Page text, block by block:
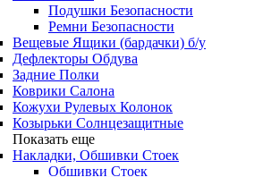
Подушки Безопасности
Ремни Безопасности
Вещевые Ящики (бардачки) б/у
Дефлекторы Обдува
Задние Полки
Коврики Салона
Кожухи Рулевых Колонок
Козырьки Солнцезащитные
Показать еще
Накладки, Обшивки Стоек
Обшивки Стоек